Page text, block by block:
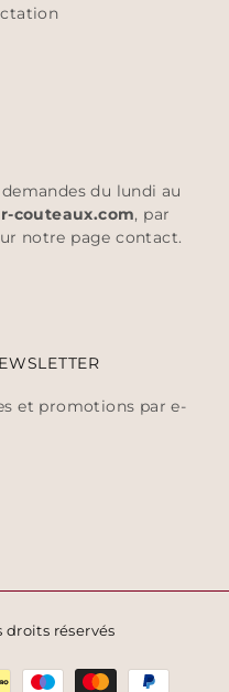
du lundi au
couteaux.com, par
notre pagecontact.
et promotions par e-
droits réservés